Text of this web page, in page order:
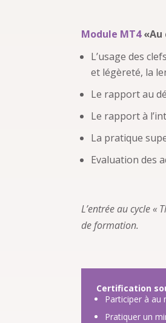
Module MT4«Au
L’usage des
et légèreté, la
Le rapport au
Le rapport à
La pratique
Evaluation des
L’entrée au cycle «
de formation.
Certification
Participer à au
Pratiquer un